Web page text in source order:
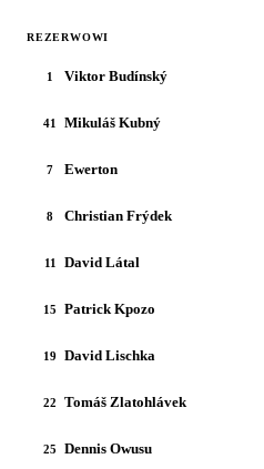
REZERWOWI
1 Viktor Budínský
41 Mikuláš Kubný
7 Ewerton
8 Christian Frýdek
11 David Látal
15 Patrick Kpozo
19 David Lischka
22 Tomáš Zlatohlávek
25 Dennis Owusu